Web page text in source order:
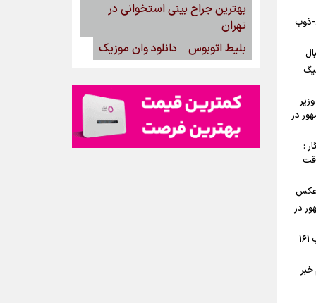
ذوب
در
:
عکس
در
جوش و خروش اهالی تهرانپارس در شب ۱۶۱
بهترین جراح بینی استخوانی در
تهران
بلیط اتوبوس
دانلود وان موزیک